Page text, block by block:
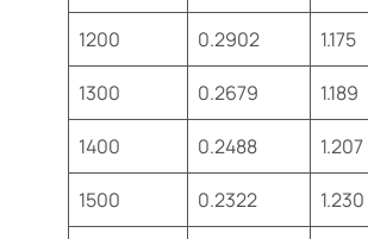
1200 0.2902 1.175
1300 0.2679 1.189
1400 0.2488 1.207
1500 0.2322 1.230